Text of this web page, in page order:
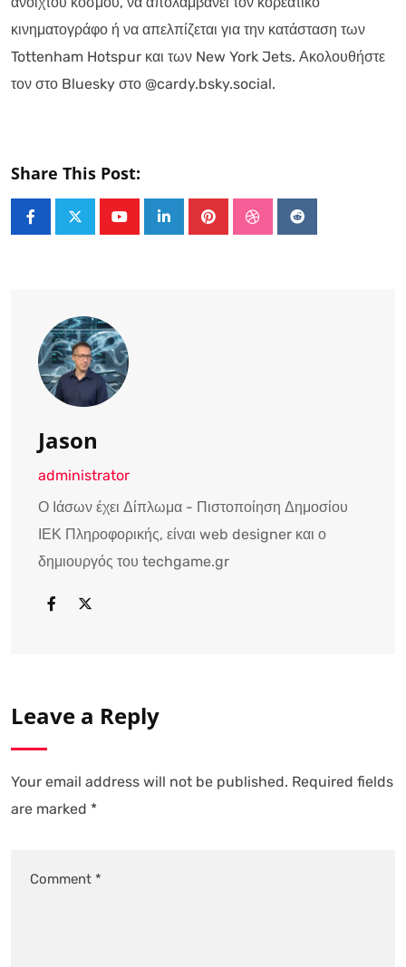
κινηματογράφο ή να απελπίζεται για την κατάσταση των
Tottenham Hotspur και των New York Jets. Ακολουθήστε
τον στο Bluesky στο @cardy.bsky.social.
Share This Post:
YoutubeLinkedInPinterestStumbleUpon
Reddit
Jason
administrator
Ο Ιάσων έχει Δίπλωμα - Πιστοποίηση Δημοσίου
ΙΕΚ Πληροφορικής, είναι web designer και ο
δημιουργός του techgame.gr
Leave a Reply
Your email address will not be published. Required fields
are marked *